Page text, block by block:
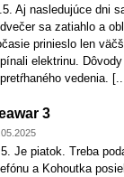
Aj nasledujúce dni
sa zatiahlo a
prinieslo len
elektrinu.
vedenia.
3
Je piatok. Treba
a Kohoutka